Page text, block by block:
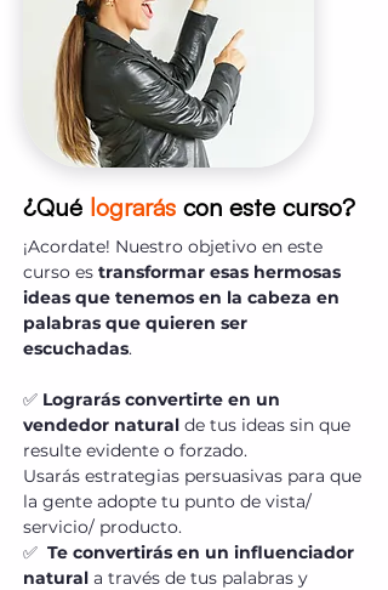
¿Qué lograrás con este curso?
¡Acordate! Nuestro objetivo en este
curso es transformar esas hermosas
ideas que tenemos en la cabeza en
palabras que quieren ser
escuchadas.
✅ Lograrás convertirte en un
vendedor natural de tus ideas sin que
resulte evidente o forzado.
Usarás estrategias persuasivas para que
la gente adopte tu punto de vista/
servicio/ producto.
✅ Te convertirás en un influenciador
natural a través de tus palabras y